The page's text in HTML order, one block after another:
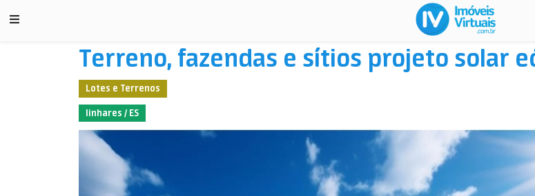
Terreno, fazendas e sítios projeto solar
Lotes e Terrenos
linhares / ES